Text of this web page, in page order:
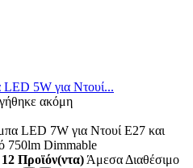
5W για Ντουί...
ακόμη
LED 7W για Ντουί E27 και
750lm Dimmable
12 Προϊόν(ντα) Άμεσα Διαθέσιμο